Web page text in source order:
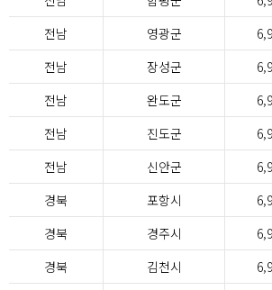
전남
영광군
전남
장성군
전남
완도군
전남
진도군
전남
신안군
경북
포항시
경북
경주시
경북
김천시